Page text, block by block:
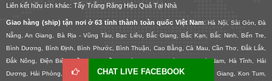
Liên kết hữu ích khác: Tẩy Trắng Răng Hiệu Quả Tại Nhà
Giao hàng (ship) tận nơi ở 63 tỉnh thành toàn quốc Việt Nam:Hà Nội, Sài Gòn, Đà
Nẵng, An Giang, Bà Rịa - Vũng Tàu, Bạc Liêu, Bắc Giang, Bắc Kạn, Bắc Ninh, Bến Tre,
Bình Dương, Bình Định, Bình Phước, Bình Thuận, Cao Bằng, Cà Mau, Cần Thơ, Đắk Lắk,
Đắk Nông, Điện Biên, Đồng Nai, Đồng Tháp, Gia Lai, Hà Giang, Hà Nam, Hà Tĩnh, Hải
Dương, Hải Phòng, Hậu Giang, Hòa Bình, Hưng Yên, Khánh Hòa, Kiên Giang, Kon Tum,
CHAT LIVE FACEBOOK